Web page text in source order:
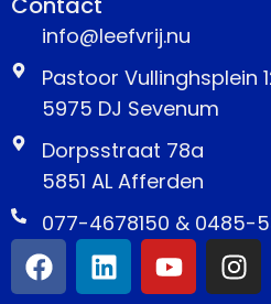
info@leefvrij.nu
Pastoor Vullinghsplein
5975 DJ Sevenum
Dorpsstraat 78a
5851 AL Afferden
077-4678150 & 0485-